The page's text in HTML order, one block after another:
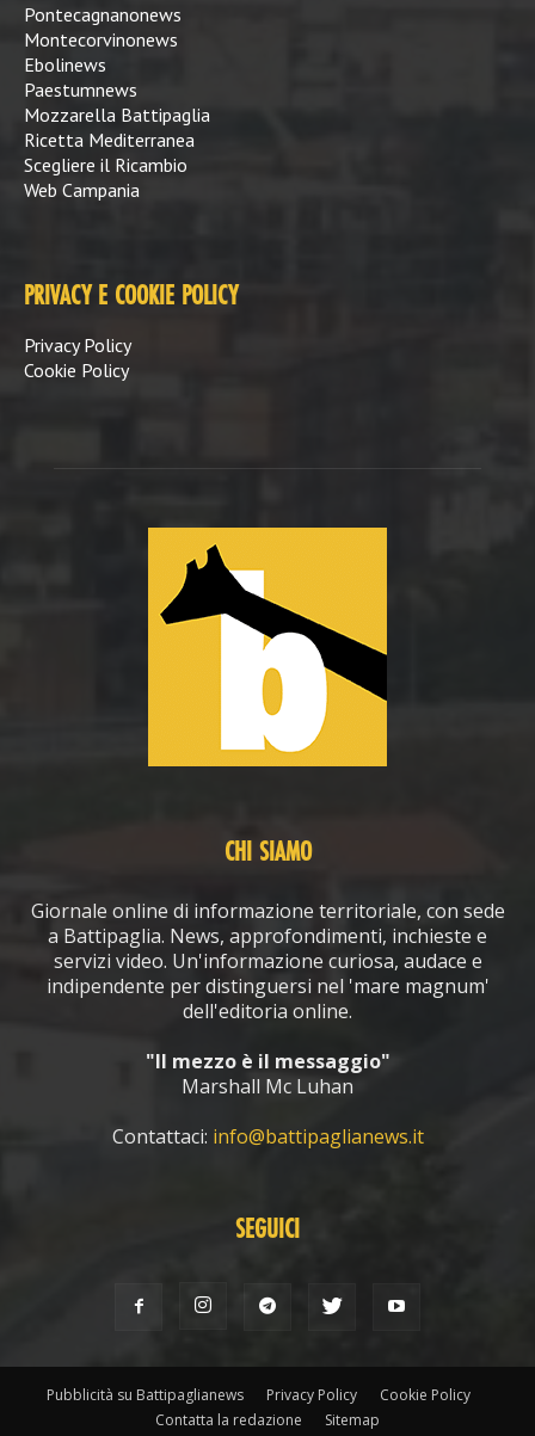
Pontecagnanonews
Montecorvinonews
Ebolinews
Paestumnews
Mozzarella Battipaglia
Ricetta Mediterranea
Scegliere il Ricambio
Web Campania
PRIVACY E COOKIE POLICY
Privacy Policy
Cookie Policy
CHI SIAMO
Giornale online di informazione territoriale, con sede
a Battipaglia. News, approfondimenti, inchieste e
servizi video. Un'informazione curiosa, audace e
indipendente per distinguersi nel 'mare magnum'
dell'editoria online.
"Il mezzo è il messaggio"
Marshall Mc Luhan
Contattaci: info@battipaglianews.it
SEGUICI
Pubblicità su Battipaglianews Privacy Policy
Cookie Policy
Contatta la redazione
Sitemap